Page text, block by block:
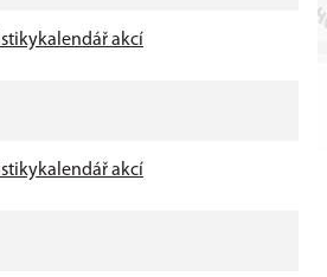
kalendář akcí
kalendář akcí